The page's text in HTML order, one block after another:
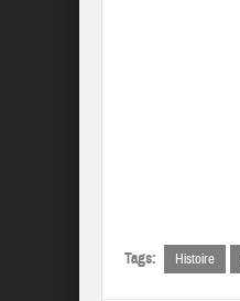
Tags: Histoire